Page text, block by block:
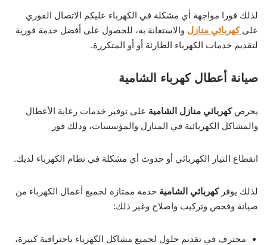
لذلك فورا مواجهة أي مشكلة في الكهرباء عليكم الاتصال الفوري
على كهربائي منازل والاستعانة به، للحصول على أفضل خدمة فورية
لتقديم خدمات الكهرباء الطارئة أو أو المتكررة.
صيانة أعطال كهرباء الشامية
يحرص كهربائي منازل الشامية على توفير خدمات رعاية الأعطال
والمشاكل الكهربائية في المنازل والمؤسسات، وذلك فور
انقطاع التيار الكهربائي أو حدوث أي مشكلة في نظام الكهرباء لديك.
لذلك يوفر كهربائي الشامية خدمة ممتازة لجميع أعمال الكهرباء من
صيانة وفحص وتركيب واصلاح وغير ذلك:
محترف في تقديم حلول لجميع مشاكل الكهرباء باحترافية كبيرة،